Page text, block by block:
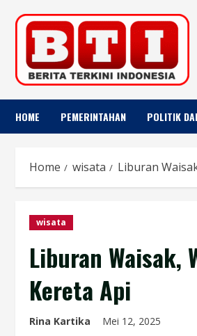
HOME PEMERINTAHAN POLITIK
Home wisata Liburan
wisata
Liburan Waisak,
Kereta Api
Rina Kartika Mei 12, 2025